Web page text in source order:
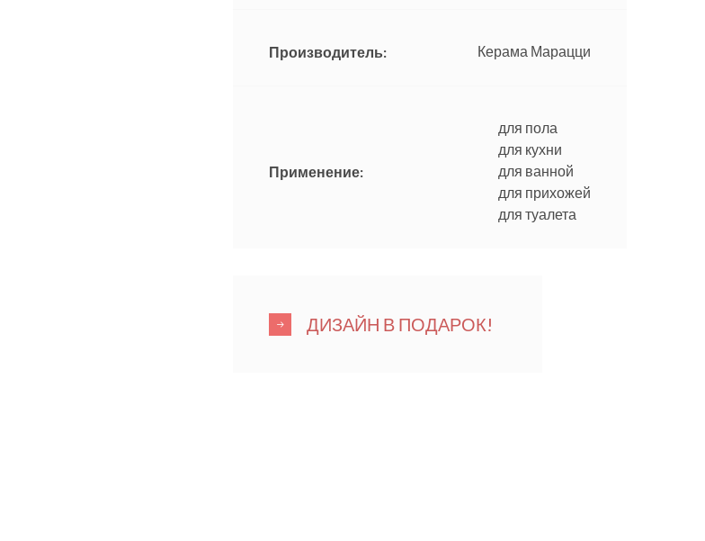
Производитель: Керама Марацци
Применение:
для пола
для кухни
для ванной
для прихожей
для туалета
ДИЗАЙН В ПОДАРОК!